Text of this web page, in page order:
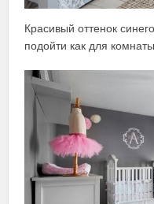
Красивый оттенок
подойти как для